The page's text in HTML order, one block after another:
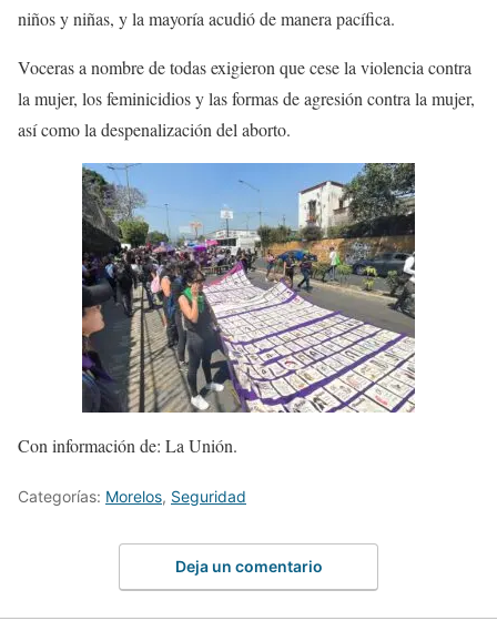
niños y niñas, y la mayoría acudió de manera pacífica.
Voceras a nombre de todas exigieron que cese la violencia contra
la mujer, los feminicidios y las formas de agresión contra la mujer,
así como la despenalización del aborto.
Con información de: La Unión.
Categorías: Morelos, Seguridad
Deja un comentario